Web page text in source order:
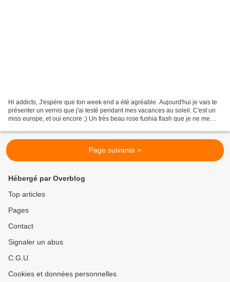
Hi addicts, J'espère que ton week end a été agréable. Aujourd'hui je vais te
présenter un vernis que j'ai testé pendant mes vacances au soleil. C'est un
miss europe, et oui encore ;) Un très beau rose fushia flash que je ne me
Page suivante >
Hébergé par Overblog
Top articles
Pages
Contact
Signaler un abus
C.G.U.
Cookies et données personnelles